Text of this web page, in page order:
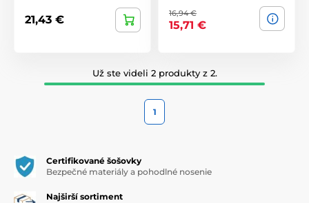
Najobľúbenejšie produkty Mixsoon
Centella Asiatica Essence– upokojujúca esencia pre
– výživný krém, ktorý poskytuje
Glacier Water Hyaluronic Acid Serum
kyselinou hyalurónovou a ľadovcovou vodou pre okamžitú
21,43 €
16,94 €
15,71 €
Už ste videli 2 produkty z 2.
1
Certifikované šošovky
Bezpečné materiály a pohodlné nosenie
Najširší sortiment